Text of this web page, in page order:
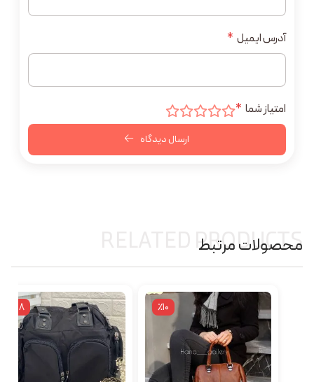
آدرس ایمیل *
امتیاز شما *
ارسال دیدگاه
محصولات مرتبط
RELATED PRODUCTS
٪10 ٪18